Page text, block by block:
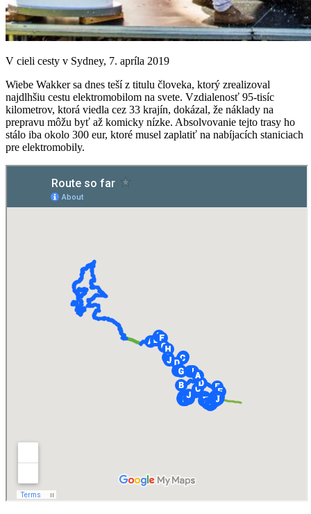
V cieli cesty v Sydney, 7. apríla 2019
Wiebe Wakker sa dnes teší z titulu človeka, ktorý zrealizoval
najdlhšiu cestu elektromobilom na svete. Vzdialenosť 95-tisíc
kilometrov, ktorá viedla cez 33 krajín, dokázal, že náklady na
prepravu môžu byť až komicky nízke. Absolvovanie tejto trasy ho
stálo iba okolo 300 eur, ktoré musel zaplatiť na nabíjacích staniciach
pre elektromobily.